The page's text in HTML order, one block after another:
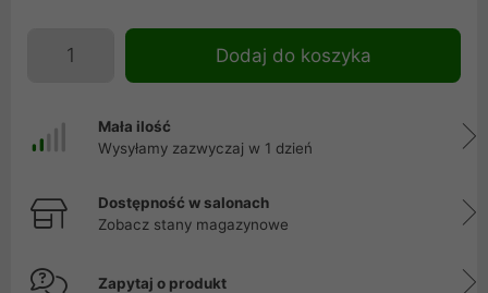
Dodaj do koszyka
Mała ilość
Wysyłamy zazwyczaj w 1 dzień
Dostępność w salonach
Zobacz stany magazynowe
Zapytaj o produkt